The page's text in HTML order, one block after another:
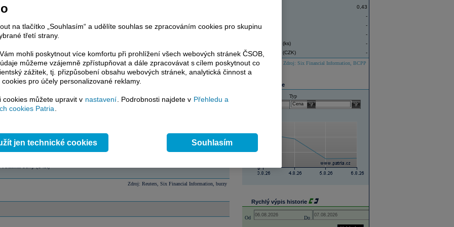
(%)
roku (YTD)
průměr (SMA) 60 dní
-
průměr (SMA) 200 dní
-
vs. 52týdenní maximum
-68,19
vs. 52týdenní minimum
objem (1 týden)
(4 týdny)
1 705,00
12 týdnů)
volatilita ceny (90 dnů)
77,60
volatilita ceny (180 dnů)
84,69
volatilita ceny (250 dnů)
79,67
Zdroj: Reuters, Six Financial Information, burzy
0,43
-
Denní maximum
-
-
Objem obchodů (ks)
-
Objem obchodů (CZK)
-
Zdroj: Six Financial Information, BCPP
Graf historie
select
Typ
select
Rychlý výpis historie
Od
Open the calendar popup.
Do
na tlačítko „Souhlasím“ a udělíte souhlas se zpracováním cookies pro skupinu
třetí strany.
mohli poskytnout více komfortu při prohlížení všech webových stránek ČSOB,
můžeme vzájemně zpřístupňovat a dále zpracovávat s cílem poskytnout co
zážitek, tj. přizpůsobení obsahu webových stránek, analytická činnost a
pro účely personalizované reklamy.
cookies můžete upravit v nastavení . Podrobnosti najdete v Přehledu a
cookies Patria
jen technické cookies Souhlasím